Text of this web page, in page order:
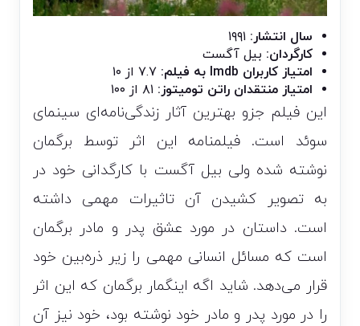
سال انتشار:
کارگردان: بیل آگست
امتیاز کاربران Imdb به فیلم:
۷.۷ از ۱۰
امتیاز منتقدان راتن تومیتوز:
این فیلم جزو بهترین آثار زندگی‌نامه‌ای سینمای
سوئد است. فیلمنامه این اثر توسط برگمان
نوشته شده ولی بیل آگست با کارگدانی خود در
به تصویر کشیدن آن تاثیرات مهمی داشته
است. داستان در مورد عشق پدر و مادر برگمان
است که مسائل انسانی مهمی را زیر ذره‌بین خود
قرار می‌دهد. شاید اگه اینگمار برگمان که این اثر
را در مورد پدر و مادر خود نوشته بود، خود نیز آن